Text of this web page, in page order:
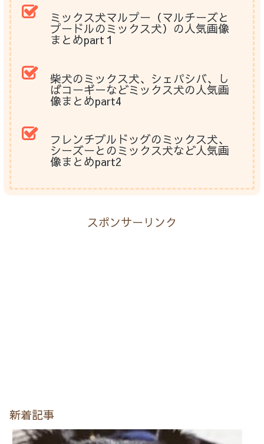
ミックス犬マルプー（マルチーズと
プードルのミックス犬）の人気画像
まとめpart１
柴犬のミックス犬、シェパシバ、し
ばコーギーなどミックス犬の人気画
像まとめpart4
フレンチブルドッグのミックス犬、
シーズーとのミックス犬など人気画
像まとめpart2
スポンサーリンク
新着記事